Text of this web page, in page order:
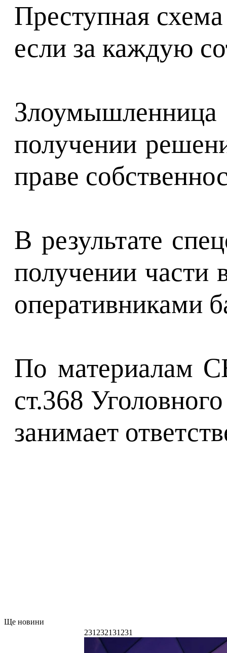
Преступная
если за каждую
Злоумышленница
получении
праве
В результате
получении части
оперативниками
По материалам
ст.368
занимает
Ще новини
231232131231